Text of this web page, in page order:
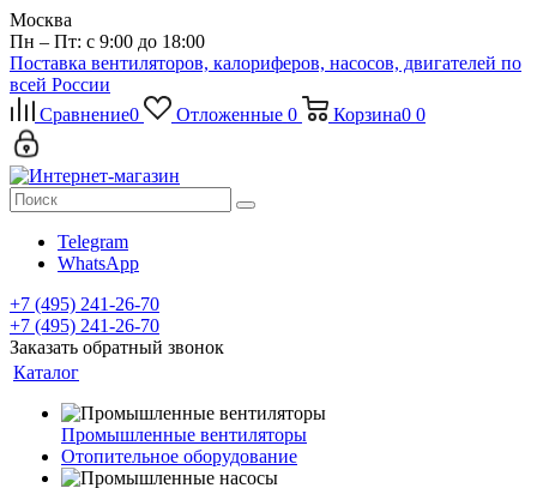
Москва
Пн – Пт: с 9:00 до 18:00
Поставка вентиляторов, калориферов, насосов, двигателей по
всей России
Сравнение0 Отложенные 0 Корзина0 0
Telegram
WhatsApp
+7 (495) 241-26-70
+7 (495) 241-26-70
Заказать обратный звонок
Каталог
Промышленные вентиляторы
Отопительное оборудование